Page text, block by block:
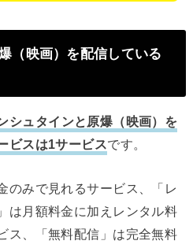
（映画）を配信している
シュタインと原爆（映画）を
ビスは1サービスです。
のみで見れるサービス、「レ
は月額料金に加えレンタル料
ス、「無料配信」は完全無料